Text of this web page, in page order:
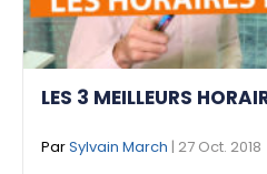
LES 3 MEILLEURS
ParSylvain March | 27 Oct. 2018